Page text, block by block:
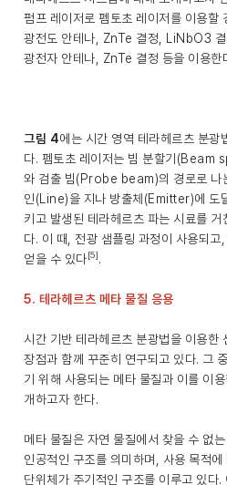
펌프 레이저로 펨토초 레이저를 이용할
광전도 안테나, ZnTe 결정, LiNbO3
광전자 안테나, ZnTe 결정 등을 이용한
그림 4에는 시간 영역 테라헤르츠 분광
다. 펨토초 레이저는 빔 분할기(Beam
와 검출 빔(Probe beam)의 경로로 나
인(Line)을 지나 방출체(Emitter)에 도
키고 발생된 테라헤르츠 파는 시료를
다. 이 때, 전광 샘플링 과정이 사용되
얻을 수 있다[5].
5. 테라헤르츠 메타 물질 응용
시간 기반 테라헤르츠 분광법을 이용한
장점과 함께 꾸준히 연구되고 있다. 그
기 위해 사용되는 메타 물질과 이를 이
개하고자 한다.
메타 물질은 자연 물질에서 찾을 수 없
인공적인 구조를 의미하며, 사용 목적
단위체가 주기적인 구조를 이루고 있다.